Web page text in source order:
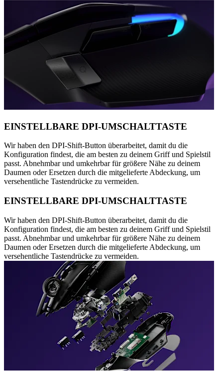
EINSTELLBARE DPI-UMSCHALTTASTE
Wir haben den DPI-Shift-Button überarbeitet, damit du die
Konfiguration findest, die am besten zu deinem Griff und Spielstil
passt. Abnehmbar und umkehrbar für größere Nähe zu deinem
Daumen oder Ersetzen durch die mitgelieferte Abdeckung, um
versehentliche Tastendrücke zu vermeiden.
EINSTELLBARE DPI-UMSCHALTTASTE
Wir haben den DPI-Shift-Button überarbeitet, damit du die
Konfiguration findest, die am besten zu deinem Griff und Spielstil
passt. Abnehmbar und umkehrbar für größere Nähe zu deinem
Daumen oder Ersetzen durch die mitgelieferte Abdeckung, um
versehentliche Tastendrücke zu vermeiden.